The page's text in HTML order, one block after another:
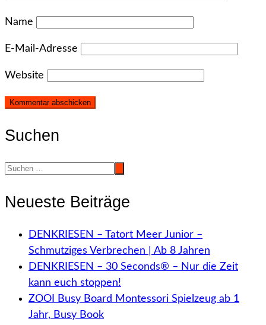
Name
E-Mail-Adresse
Website
Suchen
Neueste Beiträge
DENKRIESEN – Tatort Meer Junior –
Schmutziges Verbrechen | Ab 8 Jahren
DENKRIESEN – 30 Seconds® – Nur die Zeit
kann euch stoppen!
ZOOI Busy Board Montessori Spielzeug ab 1
Jahr, Busy Book